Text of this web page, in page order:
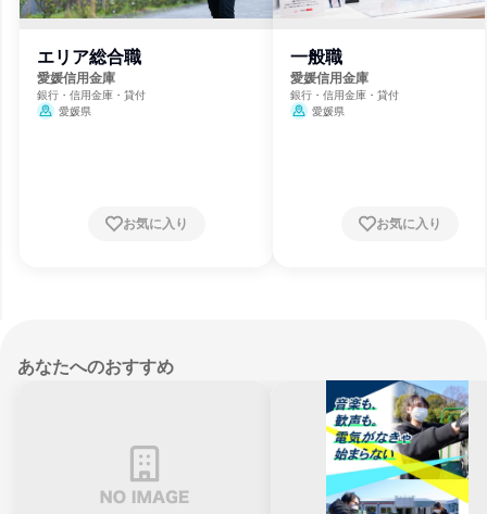
エリア総合職
愛媛信用金庫
銀行・信用金庫・貸付
愛媛県
お気に入り
一般職
愛媛信用金庫
銀行・信用金庫・貸付
愛媛県
お気に入り
あなたへのおすすめ